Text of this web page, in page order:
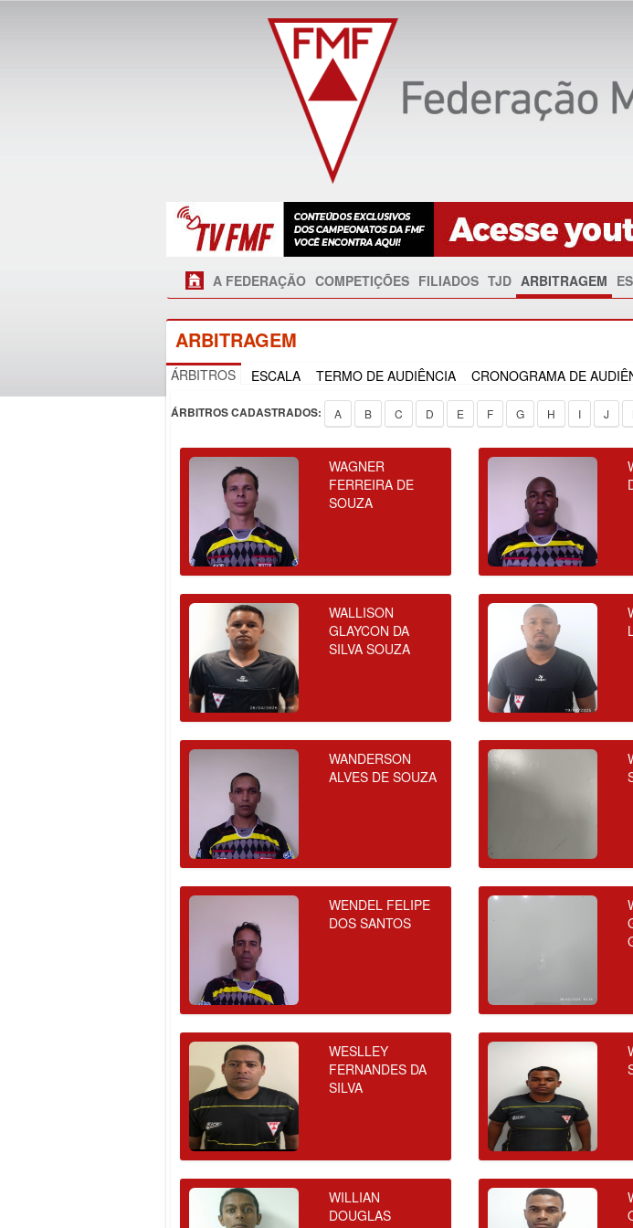
A FEDERAÇÃO COMPETIÇÕES FILIADOS TJD ARBITRAGEM
ARBITRAGEM
ÁRBITROS ESCALA TERMO DE AUDIÊNCIA CRONOGRAMA DE
ÁRBITROS CADASTRADOS: A B C D E F G H I J
WAGNER
FERREIRA DE
SOUZA
WALLISON
GLAYCON DA
SILVA SOUZA
WANDERSON
ALVES DE SOUZA
WENDEL FELIPE
DOS SANTOS
WESLLEY
FERNANDES DA
SILVA
WILLIAN
DOUGLAS